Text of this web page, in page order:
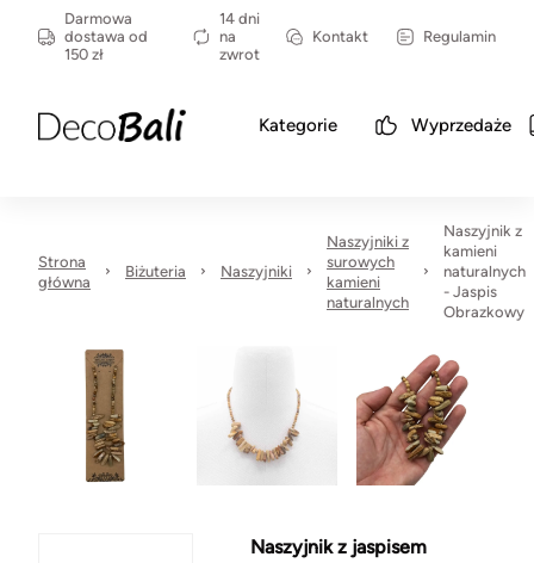
Darmowa
dostawa od
150 zł
14 dni
na
zwrot
Kontakt Regulamin
Kategorie Wyprzedaże
Strona
główna
Biżuteria Naszyjniki
Naszyjniki z
surowych
kamieni
naturalnych
Naszyjnik z
kamieni
naturalnych
- Jaspis
Obrazkowy
Naszyjnik z jaspisem